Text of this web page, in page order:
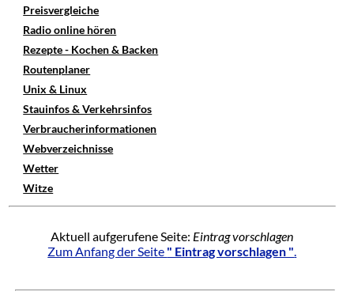
Preisvergleiche
Radio online hören
Rezepte - Kochen & Backen
Routenplaner
Unix & Linux
Stauinfos & Verkehrsinfos
Verbraucherinformationen
Webverzeichnisse
Wetter
Witze
Aktuell aufgerufene Seite: Eintrag vorschlagen
Zum Anfang der Seite " Eintrag vorschlagen ".